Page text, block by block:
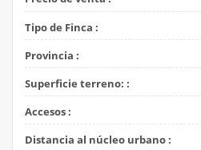
Tipo de Finca :
Provincia :
Superficie terreno: :
Accesos :
Distancia al núcleo urbano :